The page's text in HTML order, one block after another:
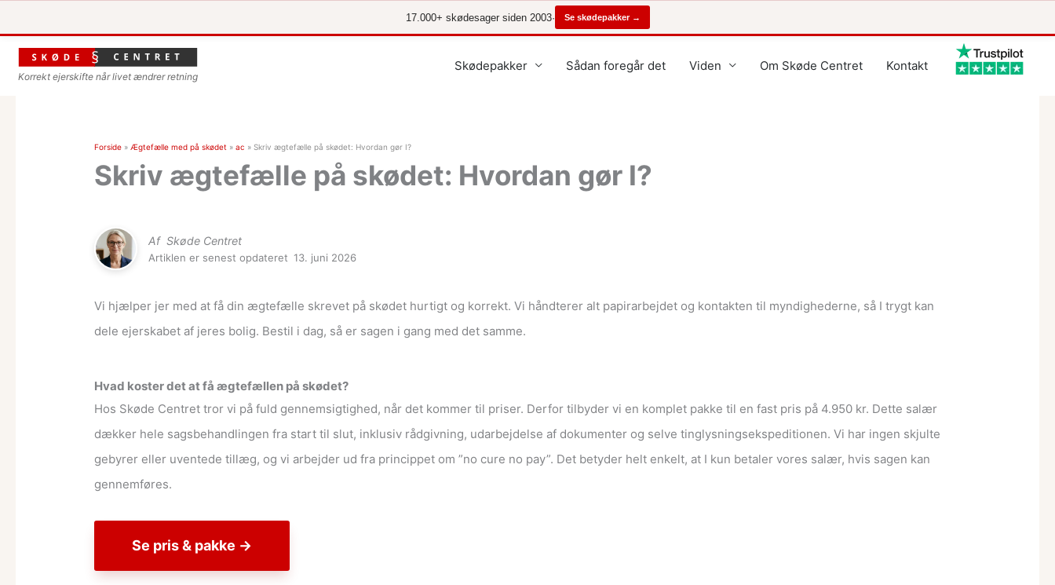
17.000+ skødesager siden 2003· Se skødepakker →
Korrekt ejerskifte når livet ændrer retning
Skødepakker Sådan foregår det Viden Om Skøde Centret Kontakt
Forside » Ægtefælle med på skødet »ac »Skriv ægtefælle på skødet: Hvordan gør I?
Skriv ægtefælle på skødet: Hvordan gør I?
Af Skøde Centret
Artiklen er senest opdateret 13. juni 2026
Vi hjælper jer med at få din ægtefælle skrevet på skødet hurtigt og korrekt. Vi håndterer alt papirarbejdet og kontakten til myndighederne, så I trygt kan
dele ejerskabet af jeres bolig. Bestil i dag, så er sagen i gang med det samme.
Hvad koster det at få ægtefællen på skødet?
Hos Skøde Centret tror vi på fuld gennemsigtighed, når det kommer til priser. Derfor tilbyder vi en komplet pakke til en fast pris på 4.950 kr. Dette salær
dækker hele sagsbehandlingen fra start til slut, inklusiv rådgivning, udarbejdelse af dokumenter og selve tinglysningsekspeditionen. Vi har ingen skjulte
gebyrer eller uventede tillæg, og vi arbejder ud fra princippet om ”no cure no pay”. Det betyder helt enkelt, at I kun betaler vores salær, hvis sagen kan
gennemføres.
Se pris & pakke →